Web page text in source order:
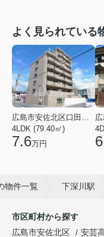
よく見られている
広島市安佐北区口田３丁目
4LDK (79.40㎡)
7.6万円
物件一覧 下深川駅
市区町村から探す
広島市安佐北区
安芸